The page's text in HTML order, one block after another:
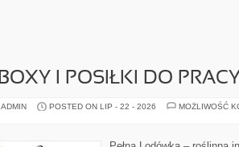
I POSIŁKI DO
POSTED ON LIP - 22 - 2026
MOŻLIWOŚĆ